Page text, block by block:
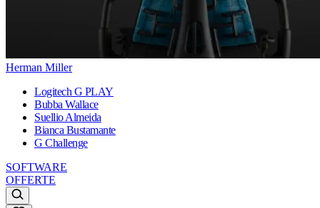
Herman Miller
Logitech G PLAY
Bubba Wallace
Suellio Almeida
Bianca Bustamante
G Challenge
SOFTWARE
OFFERTE